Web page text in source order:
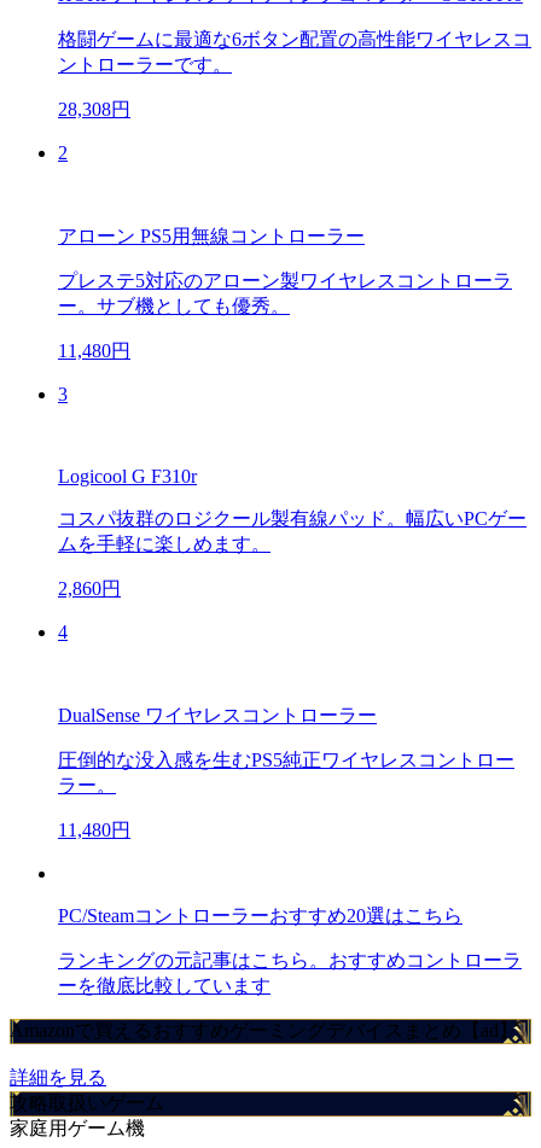
格闘ゲームに最適な6ボタン配置の高性能ワイヤレスコ
ントローラーです。
28,308円
2
アローン PS5用無線コントローラー
プレステ5対応のアローン製ワイヤレスコントローラ
ー。サブ機としても優秀。
11,480円
3
Logicool G F310r
コスパ抜群のロジクール製有線パッド。幅広いPCゲー
ムを手軽に楽しめます。
2,860円
4
DualSense ワイヤレスコントローラー
圧倒的な没入感を生むPS5純正ワイヤレスコントロー
ラー。
11,480円
PC/Steamコントローラーおすすめ20選はこちら
ランキングの元記事はこちら。おすすめコントローラ
ーを徹底比較しています
Amazonで買えるおすすめゲーミングデバイスまとめ【ad】
詳細を見る
攻略取扱いゲーム
家庭用ゲーム機